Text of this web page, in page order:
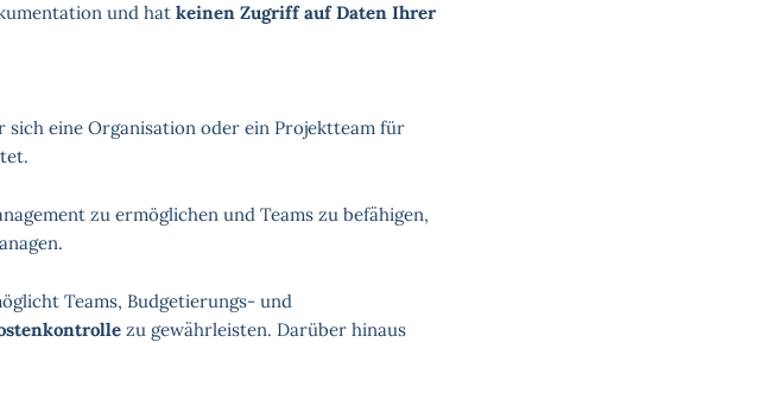
und hat keinen Zugriff auf Daten Ihrer
sich eine Organisation oder ein Projektteam für
zu ermöglichen und Teams zu befähigen,
Teams, Budgetierungs- und
zu gewährleisten. Darüber hinaus